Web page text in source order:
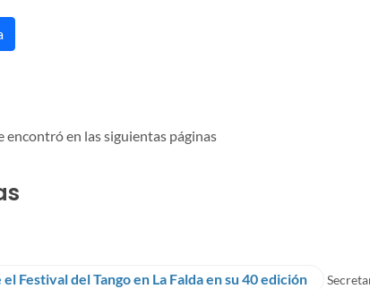
encontró en las siguientas páginas
el Festival del Tango en La Falda en su 40 edición